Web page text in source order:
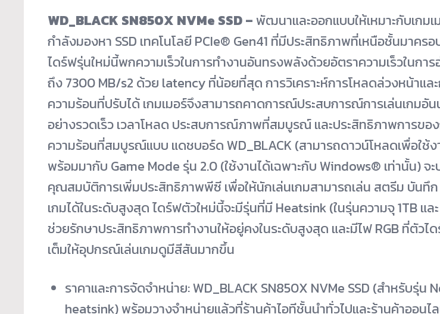
WD_BLACK SN850X NVMe SSD –พัฒนาและออกแบบให้เหมาะกับเกม
กำลังมองหา SSD เทคโนโลยี PCIe® Gen41 ที่มีประสิทธิภาพที่เหนือชั้นมาคร
ไดร์ฟรุ่นใหม่นี้พกความเร็วในการทำงานอันทรงพลังด้วยอัตราความเร็วในกา
ถึง 7300 MB/s2 ด้วย latency ที่น้อยที่สุด การวิเคราะห์การโหลดล่วงหน้าแล
ความร้อนที่ปรับได้ เกมเมอร์จึงสามารถคาดการณ์ประสบการณ์การเล่นเกมอั
อย่างรวดเร็ว เวลาโหลด ประสบการณ์ภาพที่สมบูรณ์ และประสิทธิภาพการขอ
ความร้อนที่สมบูรณ์แบบ แดชบอร์ด WD_BLACK (สามารถดาวน์โหลดเพื่อใช้
พร้อมมากับ Game Mode รุ่น 2.0 (ใช้งานได้เฉพาะกับ Windows® เท่านั้น) จ
คุณสมบัติการเพิ่มประสิทธิภาพพีซี เพื่อให้นักเล่นเกมสามารถเล่น สตรีม บันทึก
เกมได้ในระดับสูงสุด ไดร์ฟตัวใหม่นี้จะมีรุ่นที่มี Heatsink (ในรุ่นความจุ 1TB แล
ช่วยรักษาประสิทธิภาพการทำงานให้อยู่คงในระดับสูงสุด และมีไฟ RGB ที่ตัวไ
เต็มให้อุปกรณ์เล่นเกมดูมีสีสันมากขึ้น
ราคาและการจัดจำหน่าย: WD_BLACK SN850X NVMe SSD (สำหรับรุ่น
heatsink) พร้อมวางจำหน่ายแล้วที่ร้านค้าไอทีชั้นนำทั่วไปและร้านค้าออนไ